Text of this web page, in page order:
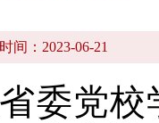
时间：2023-06-21
党校学